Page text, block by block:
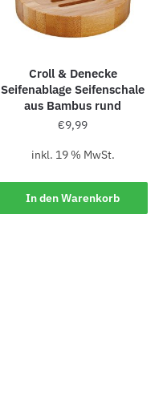
Croll & Denecke
Seifenablage Seifenschale
aus Bambus rund
€9,99
inkl. 19 % MwSt.
In den Warenkorb